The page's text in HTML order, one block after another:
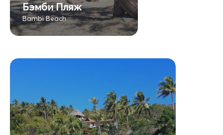
Бэмби Пляж
Bambi Beach